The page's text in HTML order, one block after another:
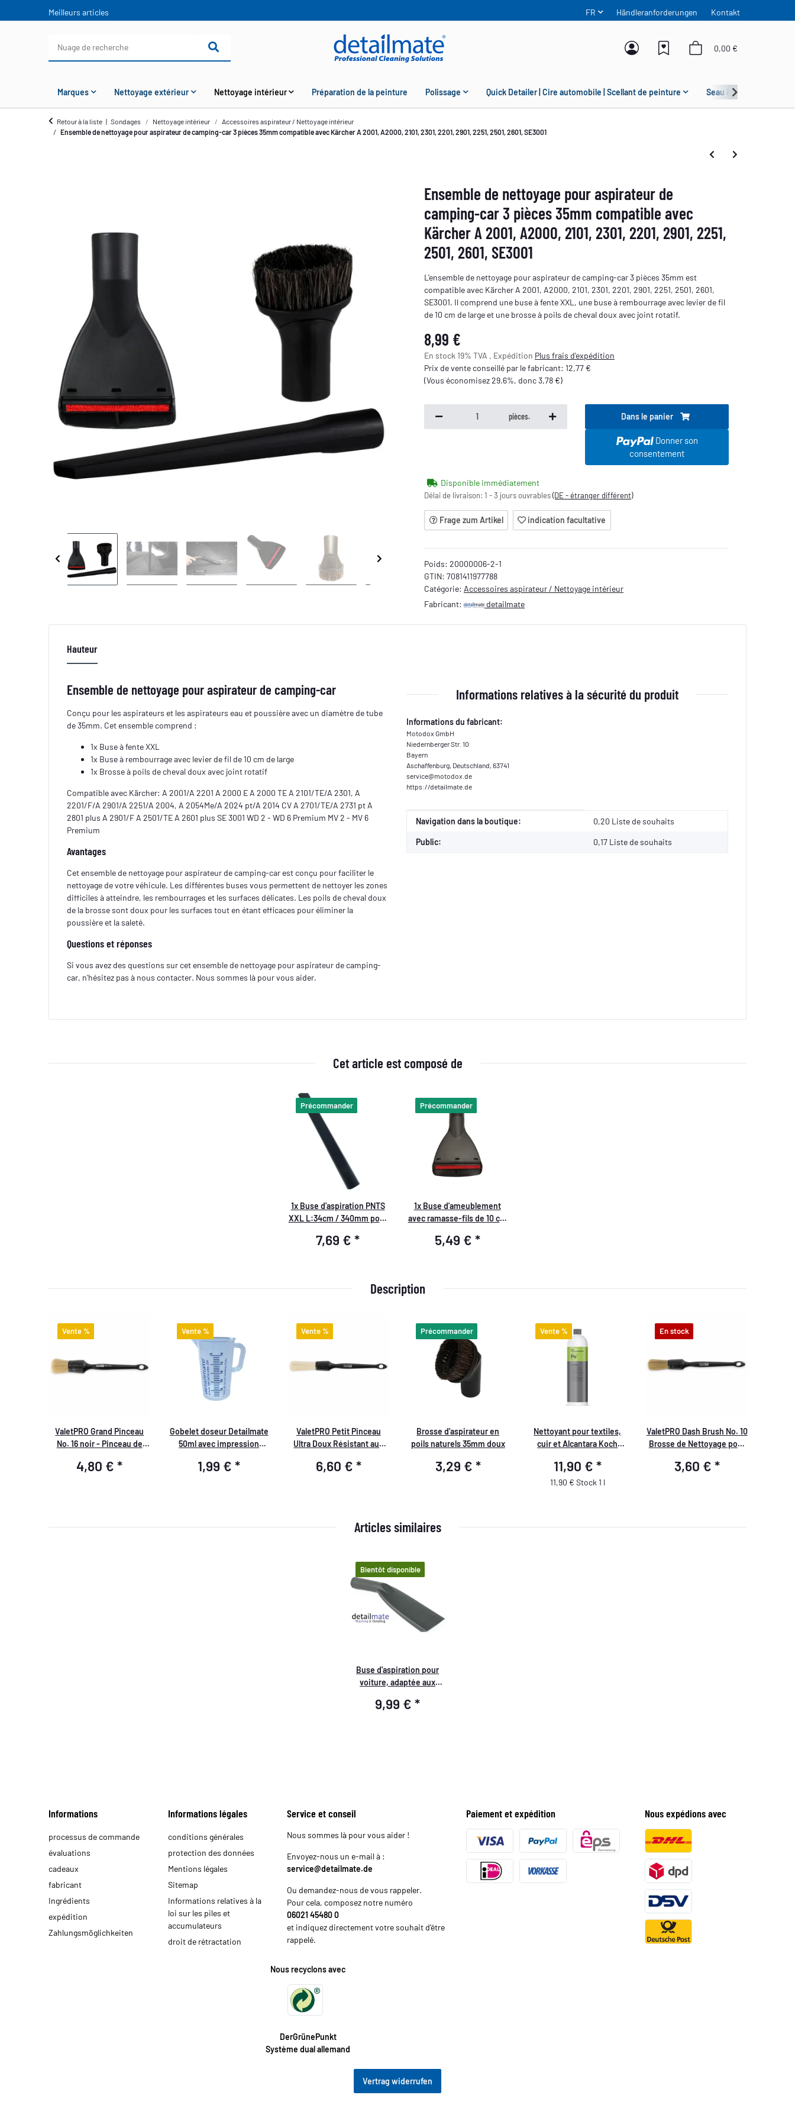
FR Händleranforderungen Kontakt
Meilleurs articles
0,00 €
Marques Nettoyage extérieur Nettoyage intérieur Préparation de la peinture Polissage Quick Detailer | Cire automobile | Scellant de peinture Seau & Grit Guard
Retour à la liste Sondages Nettoyage intérieur
Accessoires aspirateur / Nettoyage intérieur
Ensemble de nettoyage pour aspirateur de camping-car 3 pièces 35mm compatible avec Kärcher A 2001, A2000, 2101, 2301, 2201, 2901, 2251, 2501, 2601, SE3001
Ensemble de nettoyage pour aspirateur de
camping-car 3 pièces 35mm compatible avec
Kärcher A 2001, A2000, 2101, 2301, 2201, 2901, 2251,
2501, 2601, SE3001
L'ensemble de nettoyage pour aspirateur de camping-car 3 pièces 35mm est
compatible avec Kärcher A 2001, A2000, 2101, 2301, 2201, 2901, 2251, 2501, 2601,
SE3001. Il comprend une buse à fente XXL, une buse à rembourrage avec levier de fil
de 10 cm de large et une brosse à poils de cheval doux avec joint rotatif.
8,99 €
En stock 19% TVA , Expédition Plus frais d'expédition
Prix de vente conseillé par le fabricant: 12,77 €
(Vous économisez29.6%, donc3,78 €)
pièces. Dans le panier
Donner son
consentement
Disponible immédiatement
Délai de livraison: 1 - 3 jours ouvrables(DE - étranger différent)
Frage zum Artikel indication facultative
Poids: 20000006-2-1
GTIN: 7081411977788
Catégorie: Accessoires aspirateur / Nettoyage intérieur
Fabricant:
detailmate
Hauteur
Ensemble de nettoyage pour aspirateur de camping-car
Conçu pour les aspirateurs et les aspirateurs eau et poussière avec un diamètre de tube
de 35mm. Cet ensemble comprend :
1x Buse à fente XXL
1x Buse à rembourrage avec levier de fil de 10 cm de large
1x Brosse à poils de cheval doux avec joint rotatif
Compatible avec Kärcher: A 2001/A 2201 A 2000 E A 2000 TE A 2101/TE/A 2301, A
2201/F/A 2901/A 2251/A 2004, A 2054Me/A 2024 pt/A 2014 CV A 2701/TE/A 2731 pt A
2801 plus A 2901/F A 2501/TE A 2601 plus SE 3001 WD 2 - WD 6 Premium MV 2 - MV 6
Premium
Avantages
Cet ensemble de nettoyage pour aspirateur de camping-car est conçu pour faciliter le
nettoyage de votre véhicule. Les différentes buses vous permettent de nettoyer les zones
difficiles à atteindre, les rembourrages et les surfaces délicates. Les poils de cheval doux
de la brosse sont doux pour les surfaces tout en étant efficaces pour éliminer la
poussière et la saleté.
Questions et réponses
Si vous avez des questions sur cet ensemble de nettoyage pour aspirateur de camping-
car, n'hésitez pas à nous contacter. Nous sommes là pour vous aider.
Informations relatives à la sécurité du produit
Informations du fabricant:
Motodox GmbH
Niedernberger Str. 10
Bayern
Aschaffenburg, Deutschland, 63741
service@motodox.de
https://detailmate.de
Valeur
Fabricant
Navigation dans la boutique: 0,20 Liste de souhaits
Public: 0,17 Liste de souhaits
Cet article est composé de
Précommander
1x Buse d'aspiration PNTS
XXL L:34cm / 340mm pour
Parkside
7,69 € *
Précommander
1x Buse d'ameublement
avec ramasse-fils de 10 cm
atelier
5,49 € *
Description
Vente %
ValetPRO Grand Pinceau
No. 16 noir - Pinceau de
4,80 €*
Vente %
Gobelet doseur Detailmate
50ml avec impression
1,99 €*
Vente %
ValetPRO Petit Pinceau
Ultra Doux Résistant aux
6,60 € *
Précommander
Brosse d'aspirateur en
poils naturels 35mm doux
3,29 € *
Vente %
Nettoyant pour textiles,
cuir et Alcantara Koch
11,90 € *
11,90 € Stock 1 l
En stock
ValetPRO Dash Brush No. 10
Brosse de Nettoyage pour
3,60 € *
Articles similaires
Bientôt disponible
Buse d'aspiration pour
voiture, adaptée aux
sièges et tapis de sol DN35
9,99 € *
Informations
processus de commande
évaluations
cadeaux
fabricant
Ingrédients
expédition
Zahlungsmöglichkeiten
Informations légales
conditions générales
protection des données
Mentions légales
Sitemap
Informations relatives à la
loi sur les piles et
accumulateurs
droit de rétractation
Service et conseil
Nous sommes là pour vous aider !
Envoyez-nous un e-mail à :
service@detailmate.de
Ou demandez-nous de vous rappeler.
Pour cela, composez notre numéro
06021 45480 0
et indiquez directement votre souhait d'être
rappelé.
Paiement et expédition Nous expédions avec
Nous recyclons avec
DerGrünePunkt
Système dual allemand
Vertrag widerrufen